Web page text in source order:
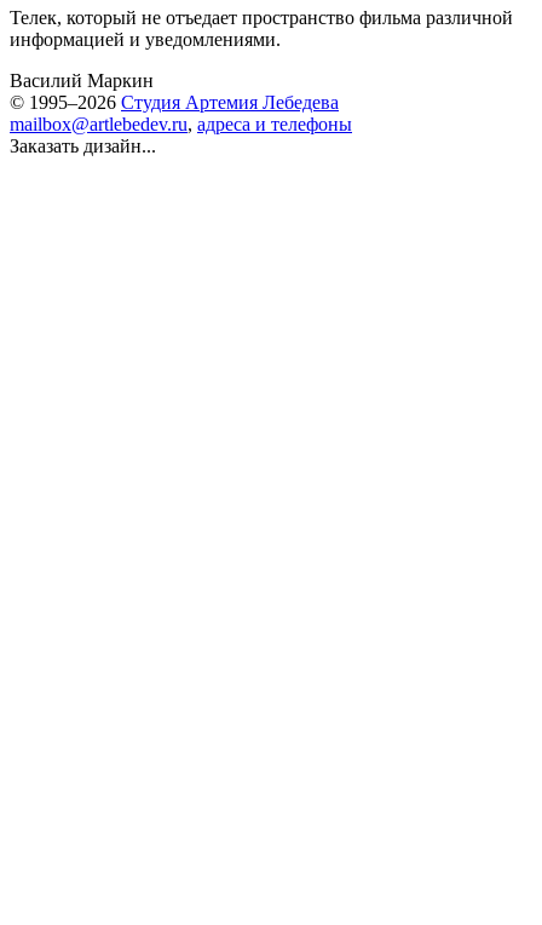
Телек, который не отъедает пространство фильма различной
информацией и уведомлениями.
Василий Маркин
© 1995–2026 Студия Артемия Лебедева
mailbox@artlebedev.ru, адреса и телефоны
Заказать дизайн...